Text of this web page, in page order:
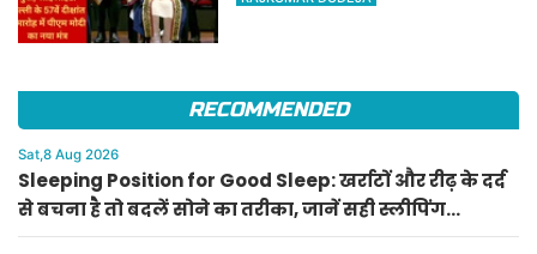
RECOMMENDED
Sat,8 Aug 2026
Sleeping Position for Good Sleep: खर्राटों और रीढ़ के दर्द
से बचना है तो बदलें सोने का तरीका, जानें सही स्लीपिंग
पोजीशन